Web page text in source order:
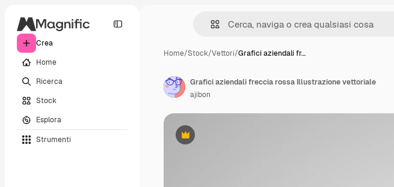
Crea
Home
Ricerca
Stock
Esplora
Strumenti
Home/Stock/Vettori/Grafici aziendali fr…
Premium
Grafici aziendali freccia rossa Illustrazione vettoriale
ajibon